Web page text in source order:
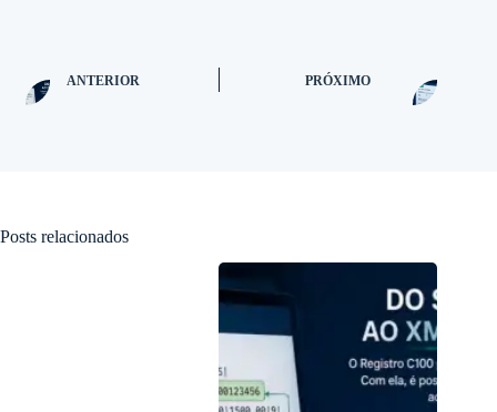
ANTERIOR PRÓXIMO
Posts relacionados